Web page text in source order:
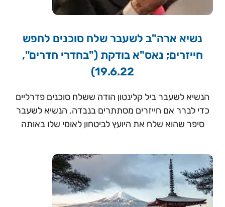
נשיא ארה"ב לשעבר שלח סוכנים לחפש
חייזרים; נאס"א בודקת ("בחדרי חדרים",
19.6.22)
הנשיא לשעבר ביל קלינטון הודה ששלח סוכנים פדרליים
כדי לברר אם חייזרים מסתתרים בנבדה. הנשיא לשעבר
סיפר שהוא שלח את היועץ לביטחון לאומי שלו באותה